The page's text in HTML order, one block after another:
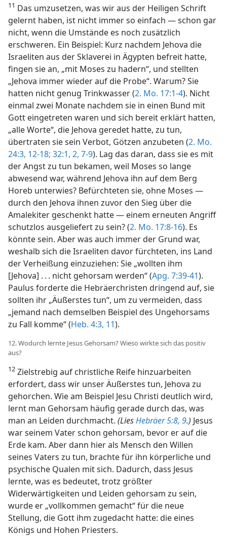
11 Das umzusetzen, was wir aus der Heiligen Schrift
gelernt haben, ist nicht immer so einfach — schon gar
nicht, wenn die Umstände es noch zusätzlich
erschweren. Ein Beispiel: Kurz nachdem Jehova die
Israeliten aus der Sklaverei in Ägypten befreit hatte,
fingen sie an, „mit Moses zu hadern“, und stellten
„Jehova immer wieder auf die Probe“. Warum? Sie
hatten nicht genug Trinkwasser (2. Mo. 17:1-4). Nicht
einmal zwei Monate nachdem sie in einen Bund mit
Gott eingetreten waren und sich bereit erklärt hatten,
„alle Worte“, die Jehova geredet hatte, zu tun,
übertraten sie sein Verbot, Götzen anzubeten (2. Mo.
24:3, 12-18; 32:1, 2, 7-9). Lag das daran, dass sie es mit
der Angst zu tun bekamen, weil Moses so lange
abwesend war, während Jehova ihn auf dem Berg
Horeb unterwies? Befürchteten sie, ohne Moses —
durch den Jehova ihnen zuvor den Sieg über die
Amalekiter geschenkt hatte — einem erneuten Angriff
schutzlos ausgeliefert zu sein? (2. Mo. 17:8-16). Es
könnte sein. Aber was auch immer der Grund war,
weshalb sich die Israeliten davor fürchteten, ins Land
der Verheißung einzuziehen: Sie „wollten ihm
[Jehova] . . . nicht gehorsam werden“ (Apg. 7:39-41).
Paulus forderte die Hebräerchristen dringend auf, sie
sollten ihr „Äußerstes tun“, um zu vermeiden, dass
„jemand nach demselben Beispiel des Ungehorsams
zu Fall komme“ (Heb. 4:3, 11).
12. Wodurch lernte Jesus Gehorsam? Wieso wirkte sich das positiv
aus?
12 Zielstrebig auf christliche Reife hinzuarbeiten
erfordert, dass wir unser Äußerstes tun, Jehova zu
gehorchen. Wie am Beispiel Jesu Christi deutlich wird,
lernt man Gehorsam häufig gerade durch das, was
man an Leiden durchmacht. (LiesHebräer 5:8, 9.) Jesus
war seinem Vater schon gehorsam, bevor er auf die
Erde kam. Aber dann hier als Mensch den Willen
seines Vaters zu tun, brachte für ihn körperliche und
psychische Qualen mit sich. Dadurch, dass Jesus
lernte, was es bedeutet, trotz größter
Widerwärtigkeiten und Leiden gehorsam zu sein,
wurde er „vollkommen gemacht“ für die neue
Stellung, die Gott ihm zugedacht hatte: die eines
Königs und Hohen Priesters.